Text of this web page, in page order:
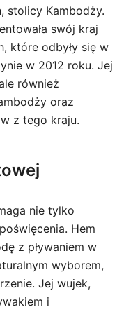
stolicy Kambodży.
swój kraj
które odbyły się w
w 2012 roku. Jej
również
oraz
z tego kraju.
nie tylko
Hem
z pływaniem w
wyborem,
Jej wujek,
i